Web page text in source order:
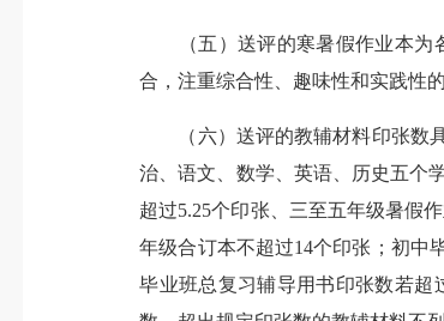
（五）送评的寒暑假作业本为各
合，注重综合性、趣味性和实践性
（六）送评的教辅材料印张数具
治、语文、数学、英语、历史五个
超过5.25个印张、三至五年级暑假
年级合订本不超过14个印张；初中
毕业班总复习辅导用书印张数若超